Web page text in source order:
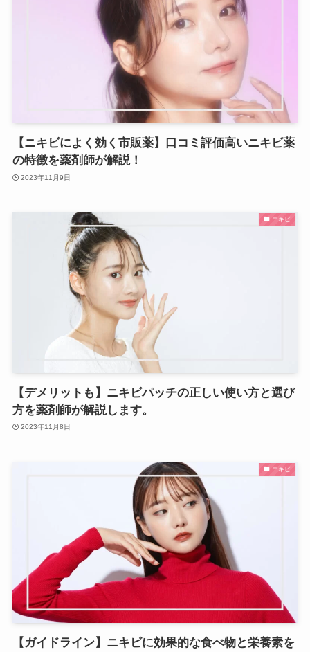
【ニキビによく効く市販薬】口コミ評価高いニキビ薬
の特徴を薬剤師が解説！
2023年11月9日
ニキビ
【デメリットも】ニキビパッチの正しい使い方と選び
方を薬剤師が解説します。
2023年11月8日
ニキビ
【ガイドライン】ニキビに効果的な食べ物と栄養素を